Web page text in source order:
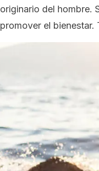
originario del hombre.
promover el bienestar.